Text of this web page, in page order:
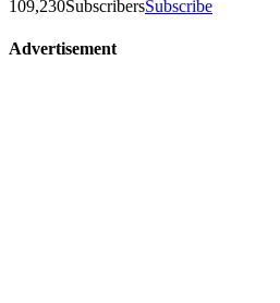
109,230SubscribersSubscribe
Advertisement